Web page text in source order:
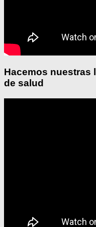
Hacemos nuestras
de salud